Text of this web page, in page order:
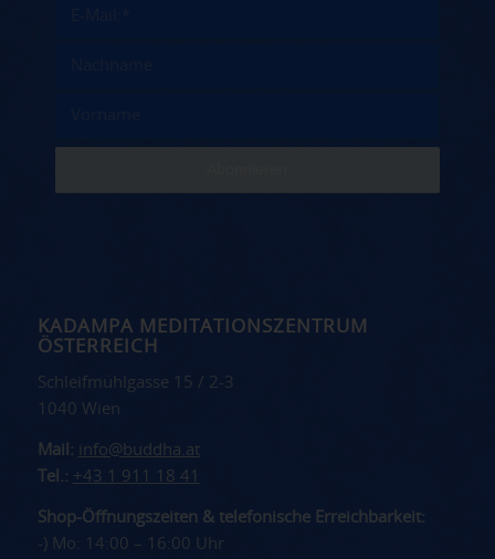
KADAMPA MEDITATIONSZENTRUM
ÖSTERREICH
Schleifmühlgasse 15 / 2-3
1040 Wien
Mail: info@buddha.at
Tel.: +43 1 911 18 41
Shop-Öffnungszeiten & telefonische Erreichbarkeit:
-) Mo: 14:00 – 16:00 Uhr